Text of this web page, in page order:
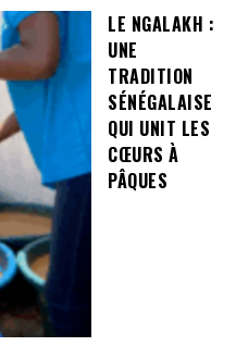
LE NGALAKH :
UNE
TRADITION
SÉNÉGALAISE
QUI UNIT LES
CŒURS À
PÂQUES